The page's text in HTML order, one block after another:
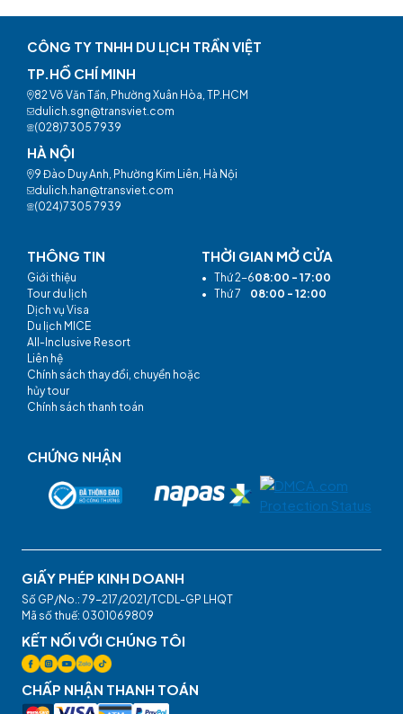
CÔNG TY TNHH DU LỊCH TRẦN VIỆT
TP.HỒ CHÍ MINH
82 Võ Văn Tần, Phường Xuân Hòa, TP.HCM
dulich.sgn@transviet.com
(028)7305 7939
HÀ NỘI
9 Đào Duy Anh, Phường Kim Liên, Hà Nội
dulich.han@transviet.com
(024)7305 7939
THÔNG TIN
Giới thiệu
Tour du lịch
Dịch vụ Visa
Du lịch MICE
All-Inclusive Resort
Liên hệ
Chính sách thay đổi, chuyển hoặc
hủy tour
Chính sách thanh toán
THỜI GIAN MỞ CỬA
• Thứ 2-608:00 - 17:00
• Thứ 7 08:00 - 12:00
CHỨNG NHẬN
GIẤY PHÉP KINH DOANH
Số GP/No.: 79-217/2021/TCDL-GP LHQT
Mã số thuế: 0301069809
KẾT NỐI VỚI CHÚNG TÔI
CHẤP NHẬN THANH TOÁN